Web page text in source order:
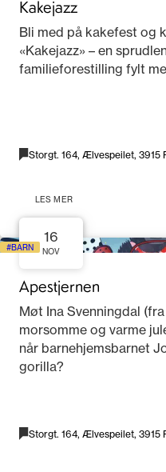
Kakejazz
Bli med på kakefest og
«Kakejazz» – en
familieforestilling fylt
Storgt. 164, Ælvespeilet, 3915
LES MER
BARN
16
NOV
Apestjernen
Møt Ina Svenningdal
morsomme og varme
når barnehjemsbarnet
gorilla?
Storgt. 164, Ælvespeilet, 3915